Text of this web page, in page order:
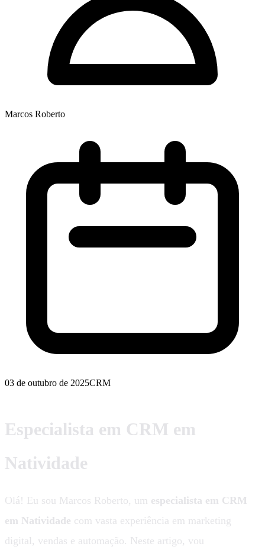
Marcos Roberto
03 de outubro de 2025CRM
Especialista em CRM em
Natividade
Olá! Eu sou Marcos Roberto, um especialista em CRM
em Natividade com vasta experiência em marketing
digital, vendas e automação. Neste artigo, vou